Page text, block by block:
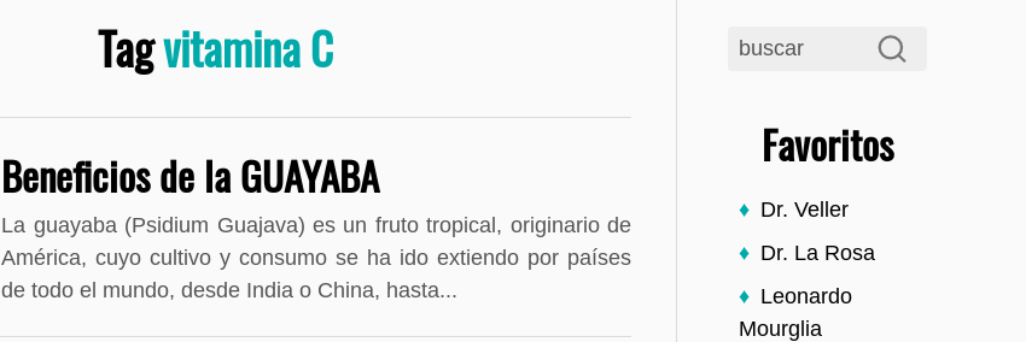
Favoritos
Dr. Veller
Dr. La Rosa
Leonardo
Mourglia
Tagvitamina C
Beneficios de la GUAYABA
La guayaba (Psidium Guajava) es un fruto tropical, originario de
América, cuyo cultivo y consumo se ha ido extiendo por países
de todo el mundo, desde India o China, hasta...